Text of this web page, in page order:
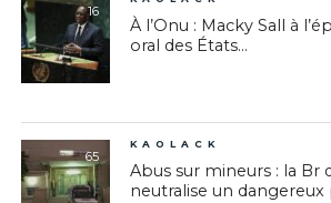
16
À l’Onu : Macky Sall à
oral des États...
65
KAOLACK
Abus sur mineurs : la Br
neutralise un dangereux